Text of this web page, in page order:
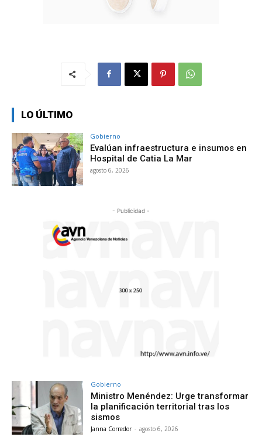
LO ÚLTIMO
Gobierno
Evalúan infraestructura e insumos en
Hospital de Catia La Mar
agosto 6, 2026
- Publicidad -
Gobierno
Ministro Menéndez: Urge transformar
la planificación territorial tras los
sismos
Janna Corredor - agosto 6, 2026